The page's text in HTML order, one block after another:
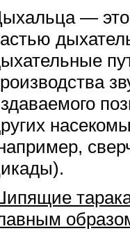
— это